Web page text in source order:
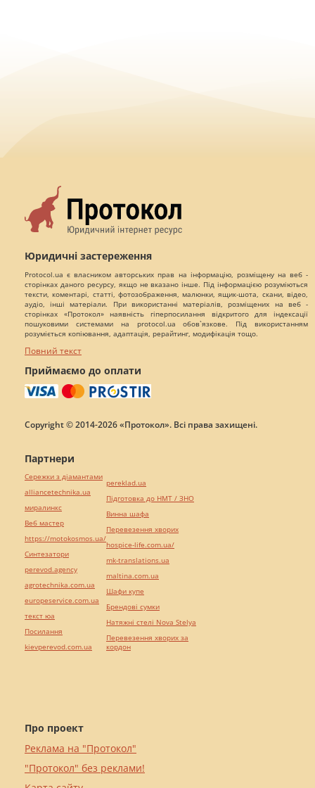
Юридичні застереження
Protocol.ua є власником авторських прав на інформацію, розміщену на веб -
сторінках даного ресурсу, якщо не вказано інше. Під інформацією розуміються
тексти, коментарі, статті, фотозображення, малюнки, ящик-шота, скани, відео,
аудіо, інші матеріали. При використанні матеріалів, розміщених на веб -
сторінках «Протокол» наявність гіперпосилання відкритого для індексації
пошуковими системами на protocol.ua обов`язкове. Під використанням
розуміється копіювання, адаптація, рерайтинг, модифікація тощо.
Повний текст
Приймаємо до оплати
Copyright © 2014-2026 «Протокол». Всі права захищені.
Про проект
Реклама на "Протокол"
"Протокол" без реклами!
Партнери
Сережки з діамантами
alliancetechnika.ua
миралинкс
Веб мастер
https://motokosmos.ua/
Синтезатори
perevod.agency
agrotechnika.com.ua
europeservice.com.ua
текст юа
Посилання
kievperevod.com.ua
pereklad.ua
Підготовка до НМТ / ЗНО
Винна шафа
Перевезення хворих
hospice-life.com.ua/
mk-translations.ua
maltina.com.ua
Шафи купе
Брендові сумки
Натяжні стелі Nova Stelya
Перевезення хворих за
кордон